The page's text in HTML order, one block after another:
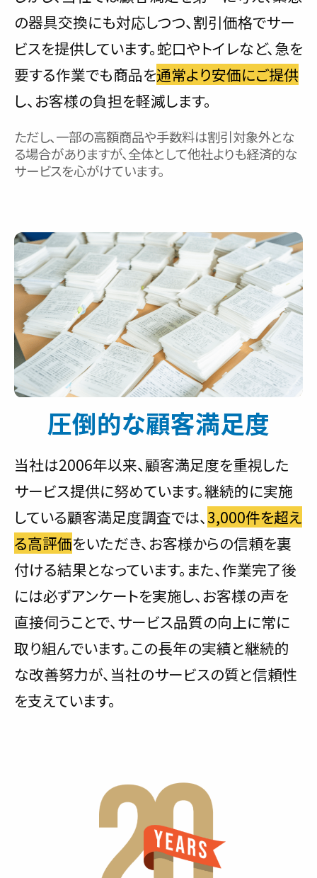
の器具交換にも対応しつつ、割引価格でサー
ビスを提供しています。蛇口やトイレなど、急を
要する作業でも商品を通常より安価にご提供
し、お客様の負担を軽減します。
ただし、一部の高額商品や手数料は割引対象外とな
る場合がありますが、全体として他社よりも経済的な
サービスを心がけています。
圧倒的な顧客満足度
当社は2006年以来、顧客満足度を重視した
サービス提供に努めています。継続的に実施
している顧客満足度調査では、 3,000件を超え
る高評価をいただき、お客様からの信頼を裏
付ける結果となっています。また、作業完了後
には必ずアンケートを実施し、お客様の声を
直接伺うことで、サービス品質の向上に常に
取り組んでいます。この長年の実績と継続的
な改善努力が、当社のサービスの質と信頼性
を支えています。